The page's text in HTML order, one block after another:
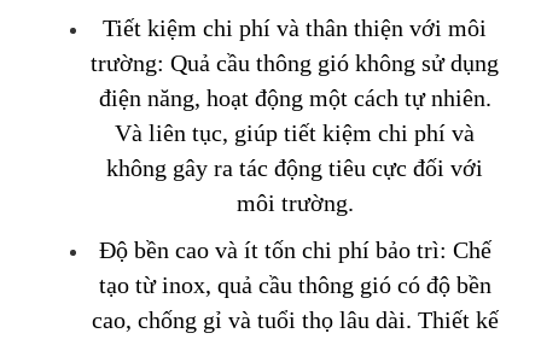
Tiết kiệm chi phí và thân thiện với môi
trường: Quả cầu thông gió không sử dụng
điện năng, hoạt động một cách tự nhiên.
Và liên tục, giúp tiết kiệm chi phí và
không gây ra tác động tiêu cực đối với
môi trường.
Độ bền cao và ít tốn chi phí bảo trì: Chế
tạo từ inox, quả cầu thông gió có độ bền
cao, chống gỉ và tuổi thọ lâu dài. Thiết kế